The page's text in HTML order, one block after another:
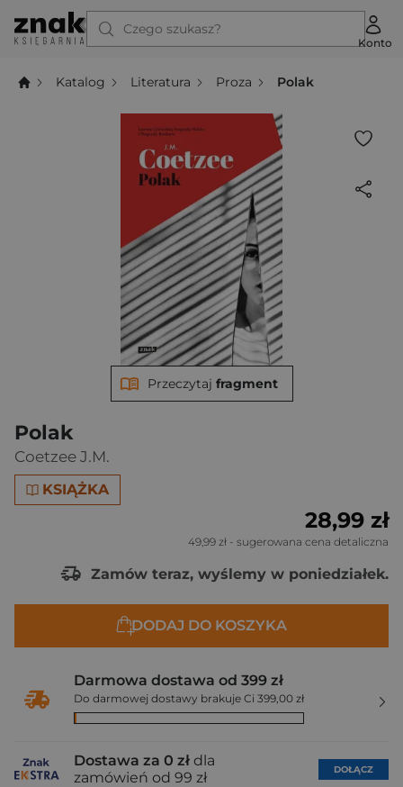
Czego szukasz?
Konto
Katalog Literatura Proza Polak
Polak
Coetzee J.M.
KSIĄŻKA
Przeczytaj fragment
28,99 zł
49,99 zł - sugerowana cena detaliczna
Zamów teraz, wyślemy w poniedziałek.
DODAJ DO KOSZYKA
Darmowa dostawa od 399 zł
Do darmowej dostawy brakuje Ci 399,00 zł
Dostawa za 0 zł dla
zamówień od 99 zł
DOŁĄCZ